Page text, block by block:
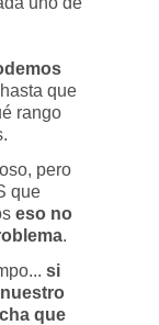
hasta que
rango
pero
que
eso no
.
si
que